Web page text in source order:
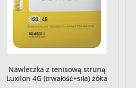
Nawleczka z tenisową struną
Luxilon 4G (trwałość+siła) żółta